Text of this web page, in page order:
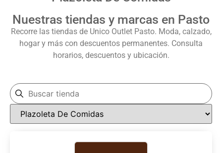
Nuestras tiendas y marcas en Pasto
Recorre las tiendas de Unico Outlet Pasto. Moda, calzado,
hogar y más con descuentos permanentes. Consulta
horarios, descuentos y ubicación.